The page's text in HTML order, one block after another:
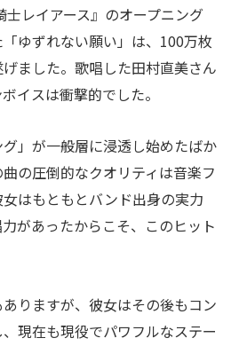
レイアース』のオープニング
ゆずれない願い」は、100万枚
ました。歌唱した田村直美さん
イスは衝撃的でした。
」が一般層に浸透し始めたばか
の圧倒的なクオリティは音楽フ
はもともとバンド出身の実力
があったからこそ、このヒット
りますが、彼女はその後もコン
現在も現役でパワフルなステー